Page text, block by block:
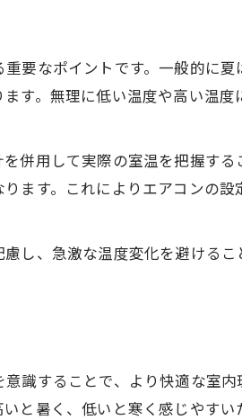
アコン節約のための最適な設定
アコンの設定温度24度が省エネ
アコン設定温度と体感温度の違
アコン体感温度を高める具体的
アコン設定温度が低すぎる場合
アコンによる室温調整のコツと
アコンの設定温度と湿度管理の
要なポイントです。一般的に
す。無理に低い温度や高い温
併用して実際の室温を把握す
ます。これによりエアコンの
し、急激な温度変化を避ける
識することで、より快適な室
と暑く、低いと寒く感じやす